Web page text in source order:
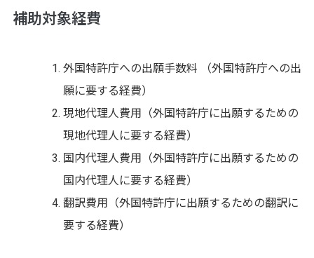
補助対象経費
外国特許庁への出願手数料 （外国特許庁への出
願に要する経費）
現地代理人費用（外国特許庁に出願するための
現地代理人に要する経費）
国内代理人費用（外国特許庁に出願するための
国内代理人に要する経費）
翻訳費用（外国特許庁に出願するための翻訳に
要する経費）